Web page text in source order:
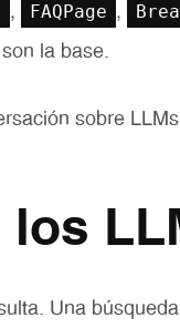
, FAQPage ,
la base.
sobre
los
Una